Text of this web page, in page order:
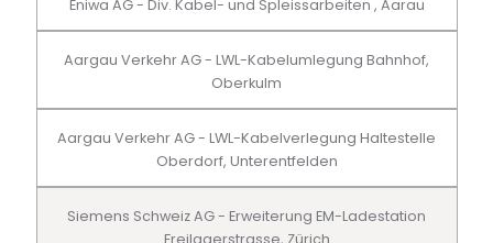
Eniwa AG - Div. Kabel- und Spleissarbeiten , Aarau
Aargau Verkehr AG - LWL-Kabelumlegung Bahnhof,
Oberkulm
Aargau Verkehr AG - LWL-Kabelverlegung Haltestelle
Oberdorf, Unterentfelden
Siemens Schweiz AG - Erweiterung EM-Ladestation
Freilagerstrasse, Zürich